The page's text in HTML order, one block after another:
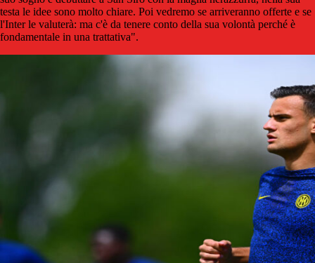
testa le idee sono molto chiare. Poi vedremo se arriveranno offerte e se
l'Inter le valuterà: ma c'è da tenere conto della sua volontà perché è
fondamentale in una trattativa".